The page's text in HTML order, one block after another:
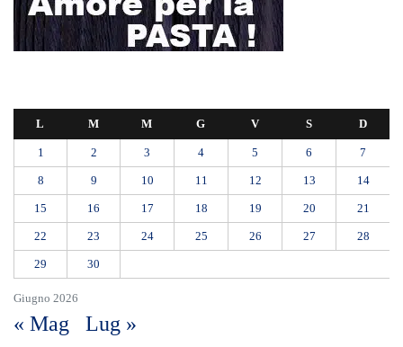
Giugno 2026
L M M G V S D
1 2 3 4 5 6 7
8 9 10 11 12 13 14
15 16 17 18 19 20 21
22 23 24 25 26 27 28
29 30
« Mag Lug »